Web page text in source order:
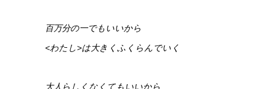
百万分の一でもいいから
<わたし>は大きくふくらんでいく
大人らしくなくてもいいから